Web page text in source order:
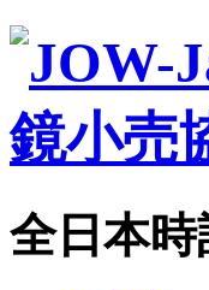
全日本